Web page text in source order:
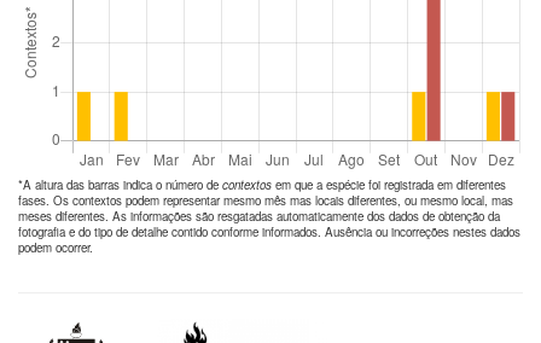
*A altura das barras indica o número de contextos em que a espécie foi registrada em diferentes
fases. Os contextos podem representar mesmo mês mas locais diferentes, ou mesmo local, mas
meses diferentes. As informações são resgatadas automaticamente dos dados de obtenção da
fotografia e do tipo de detalhe contido conforme informados. Ausência ou incorreções nestes dados
podem ocorrer.